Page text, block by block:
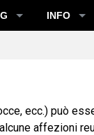
INFO
ecc.) può
affezioni